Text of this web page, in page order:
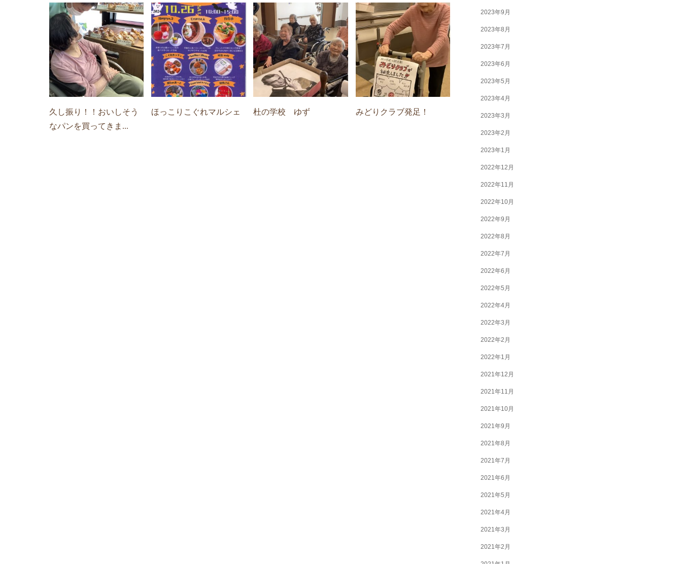
久し振り！！おいしそう
なパンを買ってきま...
ほっこりこぐれマルシェ 杜の学校 ゆず みどりクラブ発足！
2023年9月
2023年8月
2023年7月
2023年6月
2023年5月
2023年4月
2023年3月
2023年2月
2023年1月
2022年12月
2022年11月
2022年10月
2022年9月
2022年8月
2022年7月
2022年6月
2022年5月
2022年4月
2022年3月
2022年2月
2022年1月
2021年12月
2021年11月
2021年10月
2021年9月
2021年8月
2021年7月
2021年6月
2021年5月
2021年4月
2021年3月
2021年2月